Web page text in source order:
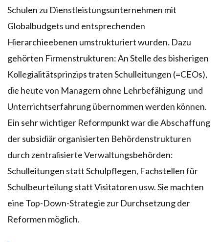
Schulen zu Dienstleistungsunternehmen mit
Globalbudgets und entsprechenden
Hierarchieebenen umstrukturiert wurden. Dazu
gehörten Firmenstrukturen: An Stelle des bisherigen
Kollegialitätsprinzips traten Schulleitungen (=CEOs),
die heute von Managern ohne Lehrbefähigung und
Unterrichtserfahrung übernommen werden können.
Ein sehr wichtiger Reformpunkt war die Abschaffung
der subsidiär organisierten Behördenstrukturen
durch zentralisierte Verwaltungsbehörden:
Schulleitungen statt Schulpflegen, Fachstellen für
Schulbeurteilung statt Visitatoren usw. Sie machten
eine Top-Down-Strategie zur Durchsetzung der
Reformen möglich.